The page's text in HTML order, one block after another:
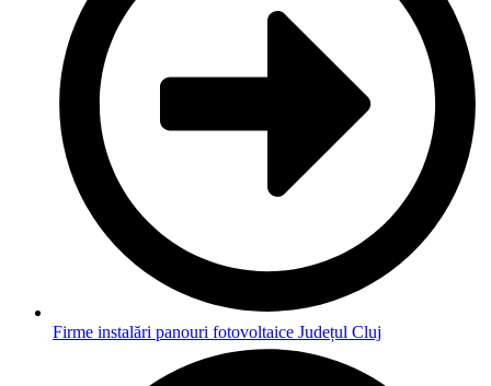
Firme instalări panouri fotovoltaice Județul Cluj